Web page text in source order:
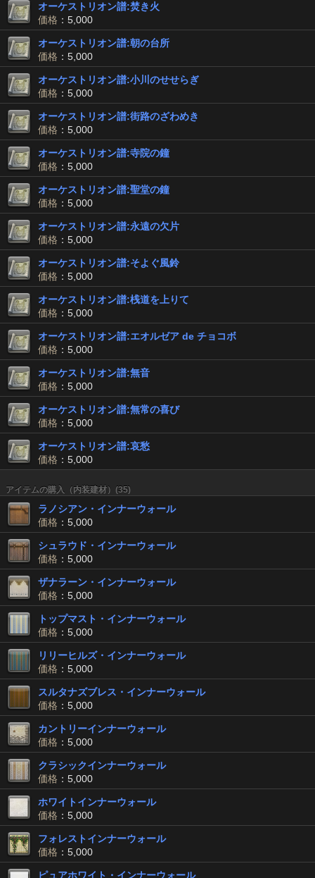
オーケストリオン譜:焚き火
価格 ：5,000
オーケストリオン譜:朝の台所
価格 ：5,000
オーケストリオン譜:小川のせせらぎ
価格 ：5,000
オーケストリオン譜:街路のざわめき
価格 ：5,000
オーケストリオン譜:寺院の鐘
価格 ：5,000
オーケストリオン譜:聖堂の鐘
価格 ：5,000
オーケストリオン譜:永遠の欠片
価格 ：5,000
オーケストリオン譜:そよぐ風鈴
価格 ：5,000
オーケストリオン譜:桟道を上りて
価格 ：5,000
オーケストリオン譜:エオルゼア de チョコボ
価格 ：5,000
オーケストリオン譜:無音
価格 ：5,000
オーケストリオン譜:無常の喜び
価格 ：5,000
オーケストリオン譜:哀愁
価格 ：5,000
アイテムの購入（内装建材）(35)
ラノシアン・インナーウォール
価格 ：5,000
シュラウド・インナーウォール
価格 ：5,000
ザナラーン・インナーウォール
価格 ：5,000
トップマスト・インナーウォール
価格 ：5,000
リリーヒルズ・インナーウォール
価格 ：5,000
スルタナズブレス・インナーウォール
価格 ：5,000
カントリーインナーウォール
価格 ：5,000
クラシックインナーウォール
価格 ：5,000
ホワイトインナーウォール
価格 ：5,000
フォレストインナーウォール
価格 ：5,000
ピュアホワイト・インナーウォール